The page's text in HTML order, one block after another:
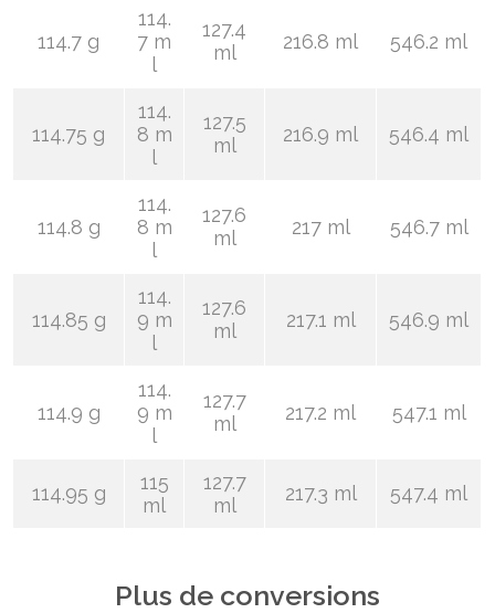
114.7 g
114.
7 m
l
127.4
ml
216.8 ml 546.2 ml
114.75 g
114.
8 m
l
127.5
ml
216.9 ml 546.4 ml
114.8 g
114.
8 m
l
127.6
ml
217 ml 546.7 ml
114.85 g
114.
9 m
l
127.6
ml
217.1 ml 546.9 ml
114.9 g
114.
9 m
l
127.7
ml
217.2 ml 547.1 ml
114.95 g
115
ml
127.7
ml
217.3 ml 547.4 ml
Plus de conversions